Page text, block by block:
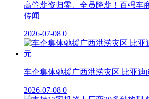
高管薪资归零、全员降薪！百强车
传闻
2026-07-08 0
车企集体驰援广西洪涝灾区 比亚迪
2026-07-08 0